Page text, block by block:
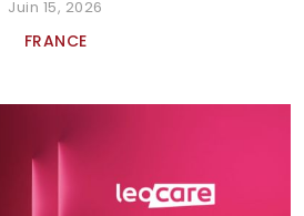
Juin 15, 2026
FRANCE